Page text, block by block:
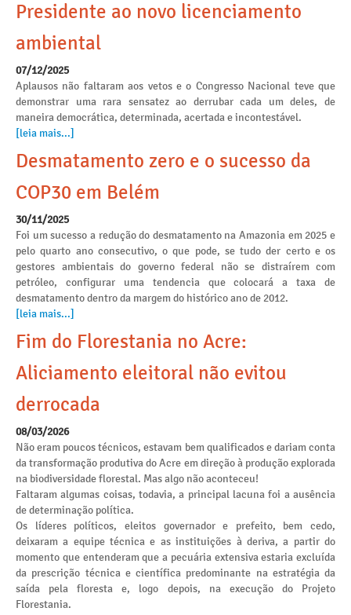
Presidente ao novo licenciamento
ambiental
07/12/2025
Aplausos não faltaram aos vetos e o Congresso Nacional teve que
demonstrar uma rara sensatez ao derrubar cada um deles, de
maneira democrática, determinada, acertada e incontestável.
[leia mais...]
Desmatamento zero e o sucesso da
COP30 em Belém
30/11/2025
Foi um sucesso a redução do desmatamento na Amazonia em 2025 e
pelo quarto ano consecutivo, o que pode, se tudo der certo e os
gestores ambientais do governo federal não se distraírem com
petróleo, configurar uma tendencia que colocará a taxa de
desmatamento dentro da margem do histórico ano de 2012.
[leia mais...]
Fim do Florestania no Acre:
Aliciamento eleitoral não evitou
derrocada
08/03/2026
Não eram poucos técnicos, estavam bem qualificados e dariam conta
da transformação produtiva do Acre em direção à produção explorada
na biodiversidade florestal. Mas algo não aconteceu!
Faltaram algumas coisas, todavia, a principal lacuna foi a ausência
de determinação política.
Os líderes políticos, eleitos governador e prefeito, bem cedo,
deixaram a equipe técnica e as instituições à deriva, a partir do
momento que entenderam que a pecuária extensiva estaria excluída
da prescrição técnica e científica predominante na estratégia da
saída pela floresta e, logo depois, na execução do Projeto
Florestania.